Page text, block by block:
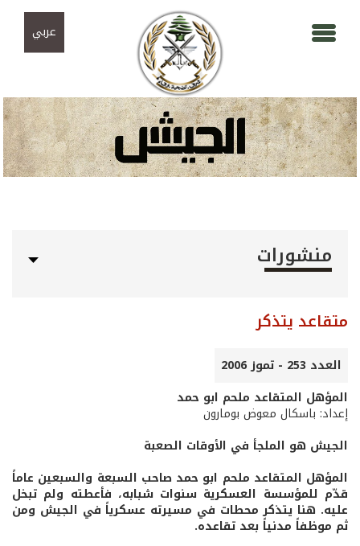
عربي
منشورات
متقاعد يتذكر
العدد 253 - تموز 2006
المؤهل المتقاعد ملحم ابو حمد
إعداد: باسكال معوض بومارون
الجيش هو الملجأ في الأوقات الصعبة
المؤهل المتقاعد ملحم ابو حمد صاحب السبعة والسبعين عاماً
قدّم للمؤسسة العسكرية سنوات شبابه، فأعطته ولم تبخل
عليه. هنا يتذكر محطات في مسيرته عسكرياً في الجيش ومن
ثم موظفاً مدنياً بعد تقاعده.